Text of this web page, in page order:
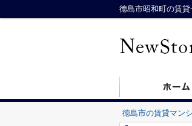
徳島市昭和町の賃
徳島市の賃貸マン